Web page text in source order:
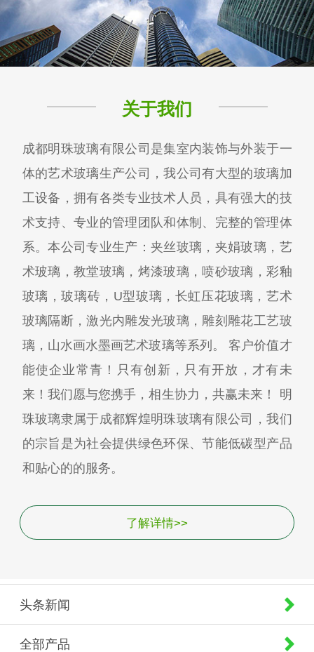
关于我们
成都明珠玻璃有限公司是集室内装饰与外装于一
体的艺术玻璃生产公司，我公司有大型的玻璃加
工设备，拥有各类专业技术人员，具有强大的技
术支持、专业的管理团队和体制、完整的管理体
系。本公司专业生产：夹丝玻璃，夹娟玻璃，艺
术玻璃，教堂玻璃，烤漆玻璃，喷砂玻璃，彩釉
玻璃，玻璃砖，U型玻璃，长虹压花玻璃，艺术
玻璃隔断，激光内雕发光玻璃，雕刻雕花工艺玻
璃，山水画水墨画艺术玻璃等系列。 客户价值才
能使企业常青！只有创新，只有开放，才有未
来！我们愿与您携手，相生协力，共赢未来！ 明
珠玻璃隶属于成都辉煌明珠玻璃有限公司，我们
的宗旨是为社会提供绿色环保、节能低碳型产品
和贴心的的服务。
了解详情>>
头条新闻
全部产品